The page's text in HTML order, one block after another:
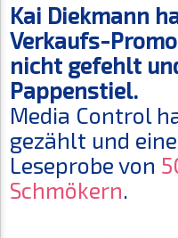
Kai Diekmann
Verkaufs-
nicht gefehlt
Pappenstiel.
Media Control
gezählt und
Leseprobe von
Schmökern.